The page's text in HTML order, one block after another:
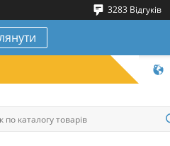
3283 Відгуків